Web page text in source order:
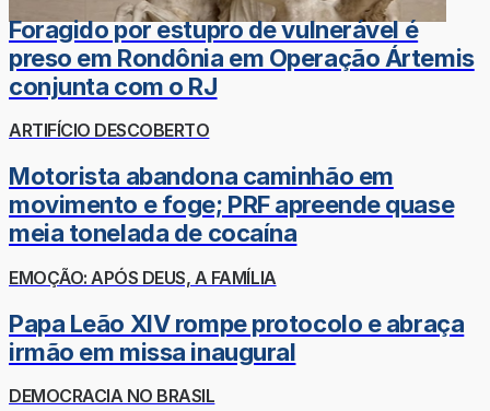
Foragido por estupro de vulnerável é
preso em Rondônia em Operação Ártemis
conjunta com o RJ
ARTIFÍCIO DESCOBERTO
Motorista abandona caminhão em
movimento e foge; PRF apreende quase
meia tonelada de cocaína
EMOÇÃO: APÓS DEUS, A FAMÍLIA
Papa Leão XIV rompe protocolo e abraça
irmão em missa inaugural
DEMOCRACIA NO BRASIL